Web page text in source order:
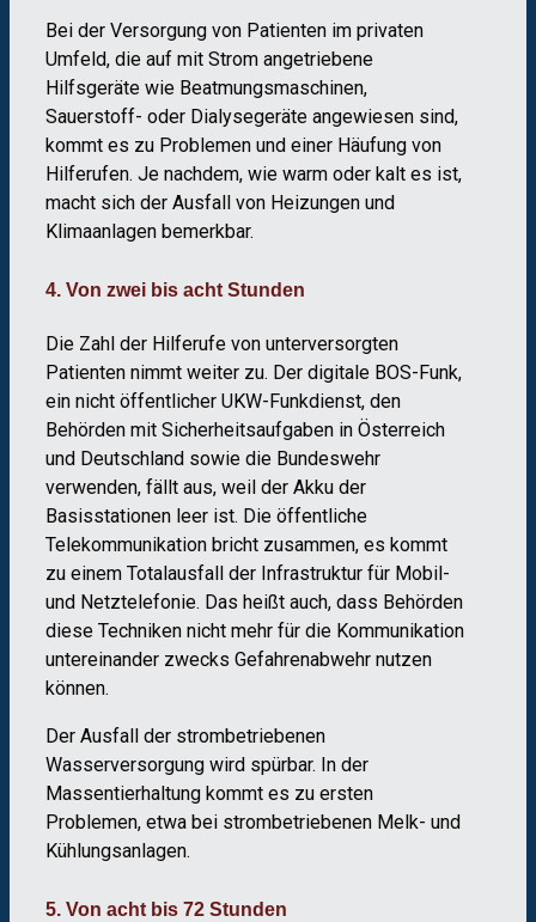
Bei der Versorgung von Patienten im privaten
Umfeld, die auf mit Strom angetriebene
Hilfsgeräte wie Beatmungsmaschinen,
Sauerstoff- oder Dialysegeräte angewiesen sind,
kommt es zu Problemen und einer Häufung von
Hilferufen. Je nachdem, wie warm oder kalt es ist,
macht sich der Ausfall von Heizungen und
Klimaanlagen bemerkbar.
4. Von zwei bis acht Stunden
Die Zahl der Hilferufe von unterversorgten
Patienten nimmt weiter zu. Der digitale BOS-Funk,
ein nicht öffentlicher UKW-Funkdienst, den
Behörden mit Sicherheitsaufgaben in Österreich
und Deutschland sowie die Bundeswehr
verwenden, fällt aus, weil der Akku der
Basisstationen leer ist. Die öffentliche
Telekommunikation bricht zusammen, es kommt
zu einem Totalausfall der Infrastruktur für Mobil-
und Netztelefonie. Das heißt auch, dass Behörden
diese Techniken nicht mehr für die Kommunikation
untereinander zwecks Gefahrenabwehr nutzen
können.
Der Ausfall der strombetriebenen
Wasserversorgung wird spürbar. In der
Massentierhaltung kommt es zu ersten
Problemen, etwa bei strombetriebenen Melk- und
Kühlungsanlagen.
5. Von acht bis 72 Stunden